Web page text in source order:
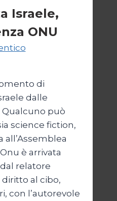
Israele,
ONU
di
dalle
Qualcuno può
science fiction,
all’Assemblea
è arrivata
relatore
al cibo,
con l’autorevole